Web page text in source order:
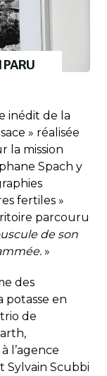
PARU
inédit de la
» réalisée
la mission
Spach y
fertiles »
parcouru
de son
»
des
potasse en
de
l’agence
Sylvain Scubbi